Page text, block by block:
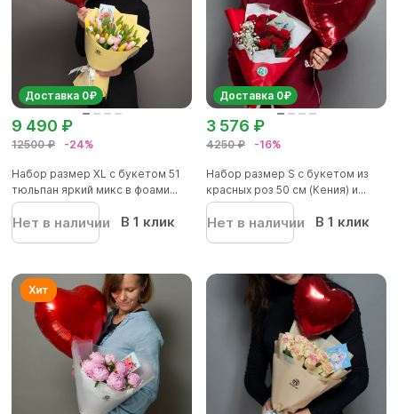
Доставка 0₽
12500 ₽ -24%
9 490 ₽
Набор размер XL с букетом 51
тюльпан яркий микс в фоами...
Нет в наличии В 1 клик
Доставка 0₽
4250 ₽ -16%
3 576 ₽
Набор размер S с букетом из
красных роз 50 см (Кения) и...
Нет в наличии В 1 клик